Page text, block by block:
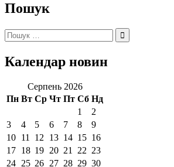
Пошук
Пошук:
Календар новин
Серпень 2026
Пн Вт Ср Чт Пт Сб Нд
1
2
3
4 5 6 7 8
9
10 11 12 13 14 15 16
17 18 19 20 21 22 23
24 25 26 27 28 29 30